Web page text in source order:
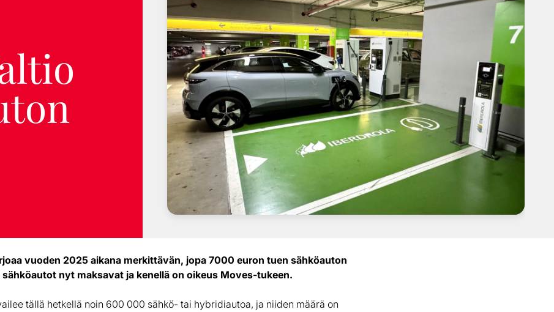
vuoden 2025 aikana merkittävän, jopa 7000 euron tuen sähköauton
nyt maksavat ja kenellä on oikeus Moves-tukeen.
tällä hetkellä noin 600 000 sähkö- tai hybridiautoa, ja niiden määrä on